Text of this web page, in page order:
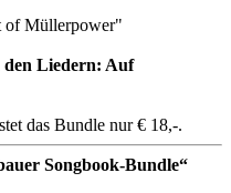
of Müllerpower"
den Liedern: Auf
das Bundle nur € 18,-.
Songbook-Bundle“